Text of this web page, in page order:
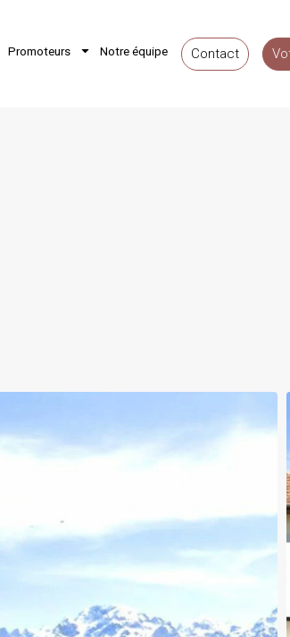
Promoteurs Notre équipe Contact